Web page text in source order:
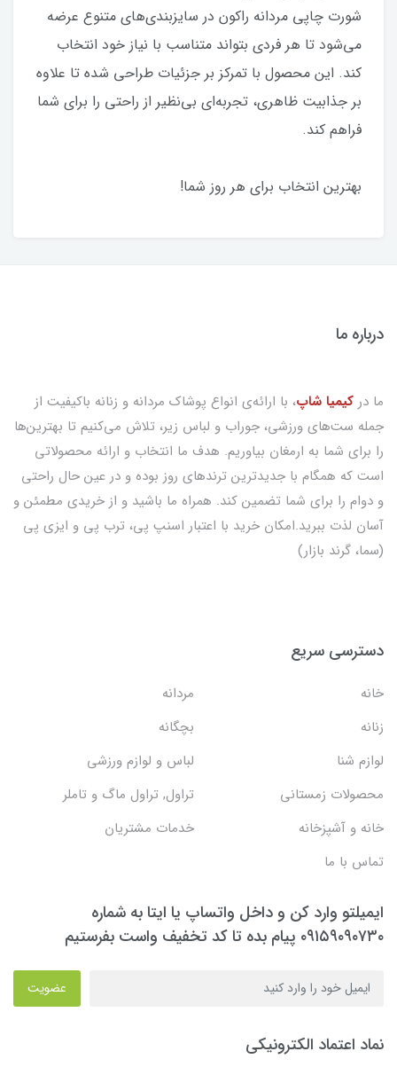
شورت چاپی مردانه راکون در سایزبندی‌های متنوع عرضه
می‌شود تا هر فردی بتواند متناسب با نیاز خود انتخاب
کند. این محصول با تمرکز بر جزئیات طراحی شده تا علاوه
بر جذابیت ظاهری، تجربه‌ای بی‌نظیر از راحتی را برای شما
فراهم کند.
بهترین انتخاب برای هر روز شما!
درباره ما
ما در کیمیا شاپ، با ارائه‌ی انواع پوشاک مردانه و زنانه باکیفیت از
جمله ست‌های ورزشی، جوراب و لباس زیر، تلاش می‌کنیم تا بهترین‌ها
را برای شما به ارمغان بیاوریم. هدف ما انتخاب و ارائه محصولاتی
است که همگام با جدیدترین ترندهای روز بوده و در عین حال راحتی
و دوام را برای شما تضمین کند. همراه ما باشید و از خریدی مطمئن و
آسان لذت ببرید.امکان خرید با اعتبار اسنپ پی، ترب پی و ایزی پی
(سما، گرند بازار)
دسترسی سریع
خانه
مردانه
زنانه
بچگانه
لوازم شنا
لباس و لوازم ورزشی
محصولات زمستانی
تراول, تراول ماگ و تاملر
خانه و آشپزخانه
خدمات مشتریان
تماس با ما
ایمیلتو وارد کن و داخل واتساپ یا ایتا به شماره
۰۹۱۵۹۰۹۰۷۳۰ پیام بده تا کد تخفیف واست بفرستیم
عضویت
نماد اعتماد الکترونیکی